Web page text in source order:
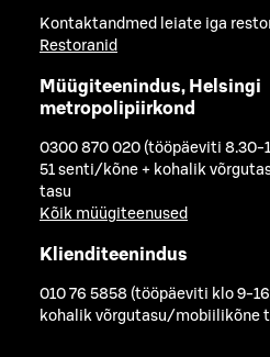
Kontaktandmed leiate iga
Restoranid
Müügiteenindus, Helsingi
metropolipiirkond
0300 870 020 (tööpäeviti 8.30-
51 senti/kõne + kohalik
tasu
Kõik müügiteenused
Klienditeenindus
010 76 5858 (tööpäeviti klo 9-
kohalik võrgutasu/mobiilikõne